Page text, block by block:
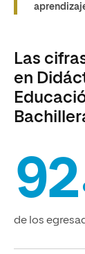
Las
en
92
de los